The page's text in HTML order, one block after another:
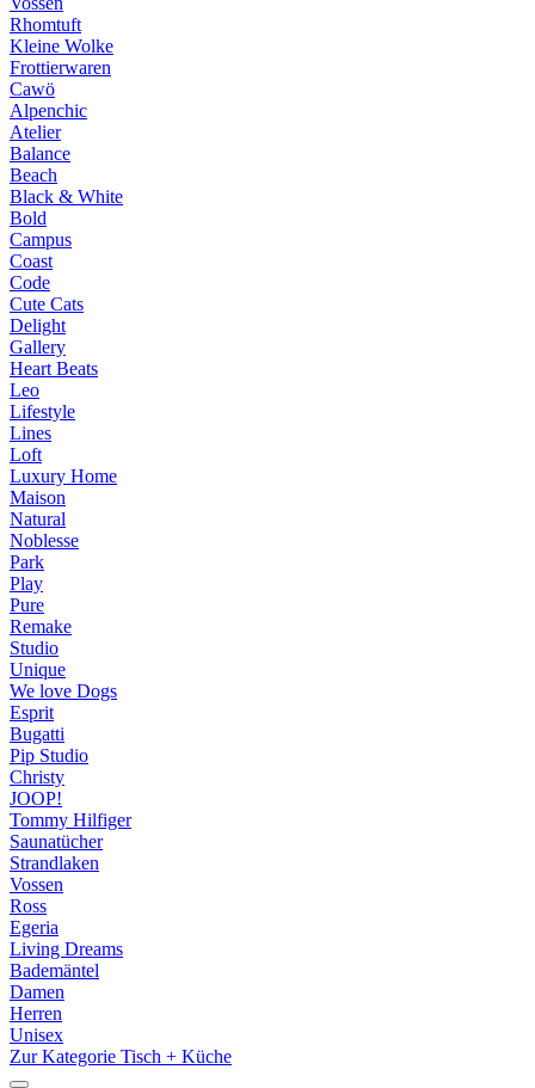
Rhomtuft
Kleine Wolke
Frottierwaren
Cawö
Alpenchic
Atelier
Balance
Beach
Black & White
Bold
Campus
Coast
Code
Cute Cats
Delight
Gallery
Heart Beats
Leo
Lifestyle
Lines
Loft
Luxury Home
Maison
Natural
Noblesse
Park
Play
Pure
Remake
Studio
Unique
We love Dogs
Esprit
Bugatti
Pip Studio
Christy
JOOP!
Tommy Hilfiger
Saunatücher
Strandlaken
Vossen
Ross
Egeria
Living Dreams
Bademäntel
Damen
Herren
Unisex
Zur Kategorie Tisch + Küche